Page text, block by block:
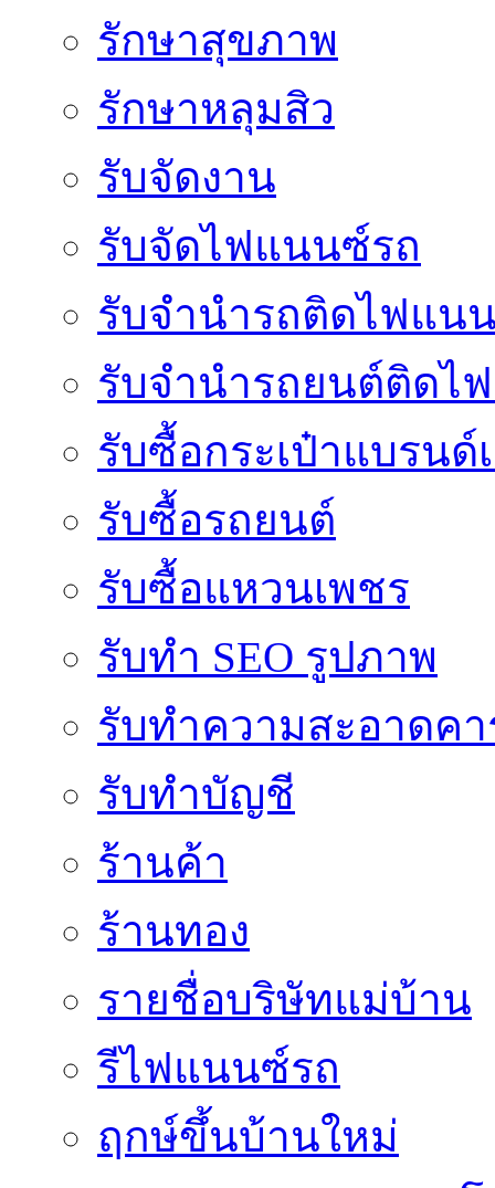
รักษาสุขภาพ
รักษาหลุมสิว
รับจัดงาน
รับจัดไฟแนนซ์รถ
รับจำนำรถติดไฟแน
รับจํานํารถยนต์ติดไ
รับซื้อกระเป๋าแบรนด์
รับซื้อรถยนต์
รับซื้อแหวนเพชร
รับทำ SEO รูปภาพ
รับทำความสะอาดค
รับทำบัญชี
ร้านค้า
ร้านทอง
รายชื่อบริษัทแม่บ้าน
รีไฟแนนซ์รถ
ฤกษ์ขึ้นบ้านใหม่